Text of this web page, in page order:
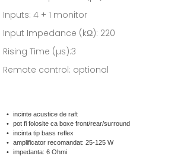
Inputs: 4 + 1 monitor
Input Impedance (kΩ): 220
Rising Time (µs):3
Remote control: optional
incinte acustice de raft
pot fi folosite ca boxe front/rear/surround
incinta tip bass reflex
amplificator recomandat: 25-125 W
impedanta: 6 Ohmi